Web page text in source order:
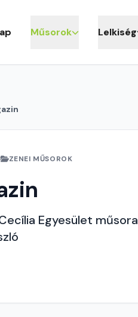
Műsorok Lelkiség
ZENEI MŰSOROK
Egyesület műsora